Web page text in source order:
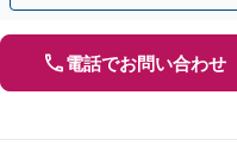
電話でお問い合わせ